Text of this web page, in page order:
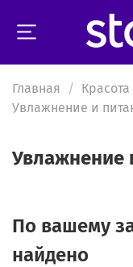
Главная
Увлажнение и
Увлажнение
По вашему
найдено